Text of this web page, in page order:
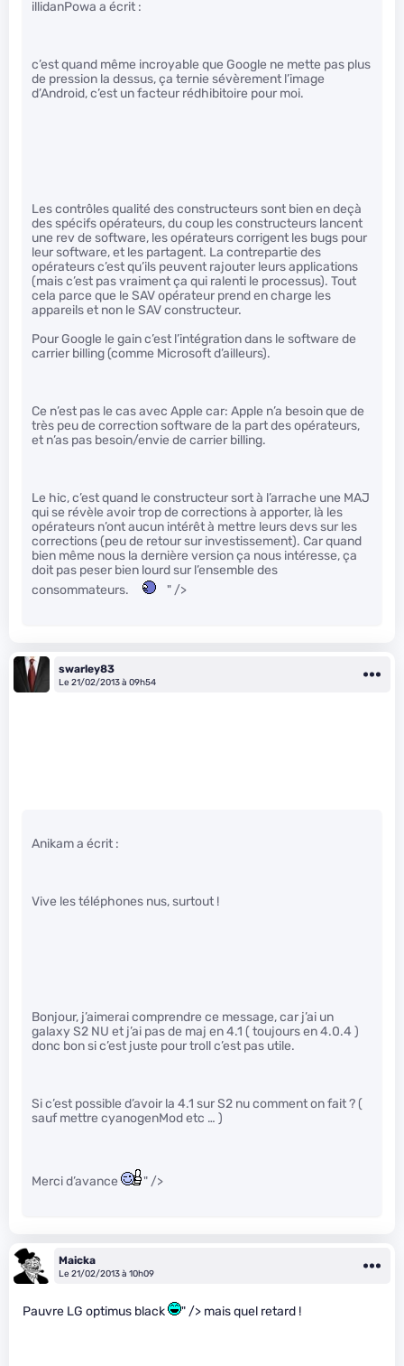
illidanPowa a écrit :
c’est quand même incroyable que Google ne mette pas plus
de pression la dessus, ça ternie sévèrement l’image
d’Android, c’est un facteur rédhibitoire pour moi.
Les contrôles qualité des constructeurs sont bien en deçà
des spécifs opérateurs, du coup les constructeurs lancent
une rev de software, les opérateurs corrigent les bugs pour
leur software, et les partagent. La contrepartie des
opérateurs c’est qu’ils peuvent rajouter leurs applications
(mais c’est pas vraiment ça qui ralenti le processus). Tout
cela parce que le SAV opérateur prend en charge les
appareils et non le SAV constructeur.
Pour Google le gain c’est l’intégration dans le software de
carrier billing (comme Microsoft d’ailleurs).
Ce n’est pas le cas avec Apple car: Apple n’a besoin que de
très peu de correction software de la part des opérateurs,
et n’as pas besoin/envie de carrier billing.
Le hic, c’est quand le constructeur sort à l’arrache une MAJ
qui se révèle avoir trop de corrections à apporter, là les
opérateurs n’ont aucun intérêt à mettre leurs devs sur les
corrections (peu de retour sur investissement). Car quand
bien même nous la dernière version ça nous intéresse, ça
doit pas peser bien lourd sur l’ensemble des
consommateurs.
" />
swarley83
Le 21/02/2013 à 09h54
Anikam a écrit :
Vive les téléphones nus, surtout !
Bonjour, j’aimerai comprendre ce message, car j’ai un
galaxy S2 NU et j’ai pas de maj en 4.1 ( toujours en 4.0.4 )
donc bon si c’est juste pour troll c’est pas utile.
Si c’est possible d’avoir la 4.1 sur S2 nu comment on fait ? (
sauf mettre cyanogenMod etc … )
Merci d’avance " />
Maicka
Le 21/02/2013 à 10h09
Pauvre LG optimus black " /> mais quel retard !